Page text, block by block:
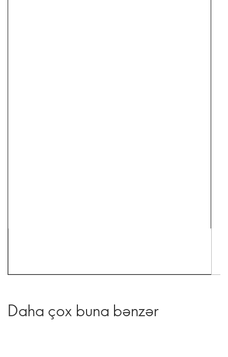
Daha çox buna bənzər